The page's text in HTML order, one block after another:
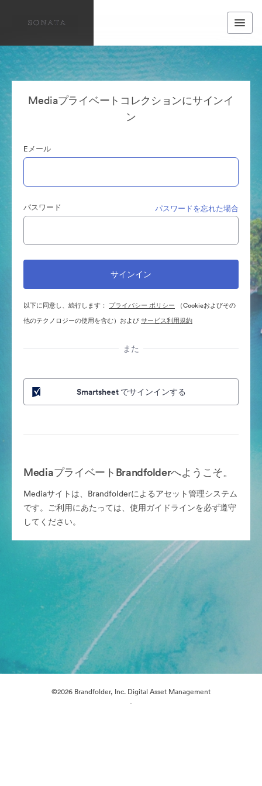
Mediaプライベートコレクションにサインイ
ン
Eメール
パスワード パスワードを忘れた場合
以下に同意し、続行します： プライバシー ポリシー （Cookieおよびその
他のテクノロジーの使用を含む）およびサービス利用規約
また
Smartsheet でサインインする
MediaプライベートBrandfolderへようこそ。
Mediaサイトは、Brandfolderによるアセット管理システム
です。ご利用にあたっては、使用ガイドラインを必ず遵守
してください。
©2026 Brandfolder, Inc. Digital Asset Management
·